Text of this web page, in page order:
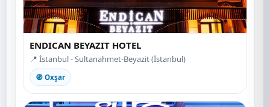
ENDICAN BEYAZIT HOTEL
📍 İstanbul - Sultanahmet-Beyazit (İstanbul)
🧭 Oxşar